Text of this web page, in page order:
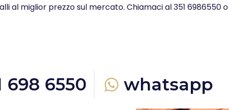
al miglior prezzo sul mercato. Chiamaci al 351 6986550
698 6550 whatsapp